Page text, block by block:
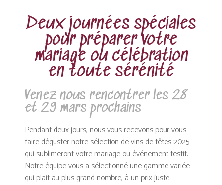
Deux journées spéciales
pour préparer votre
mariage ou célébration
en toute sérénité
Venez nous rencontrer les 28
et 29 mars prochains
Pendant deux jours, nous vous recevons pour vous
faire déguster notre sélection de vins de fêtes 2025
qui sublimeront votre mariage ou événement festif.
Notre équipe vous a sélectionné une gamme variée
qui plait au plus grand nombre, à un prix juste.